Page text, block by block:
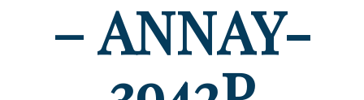
– ANNAY-